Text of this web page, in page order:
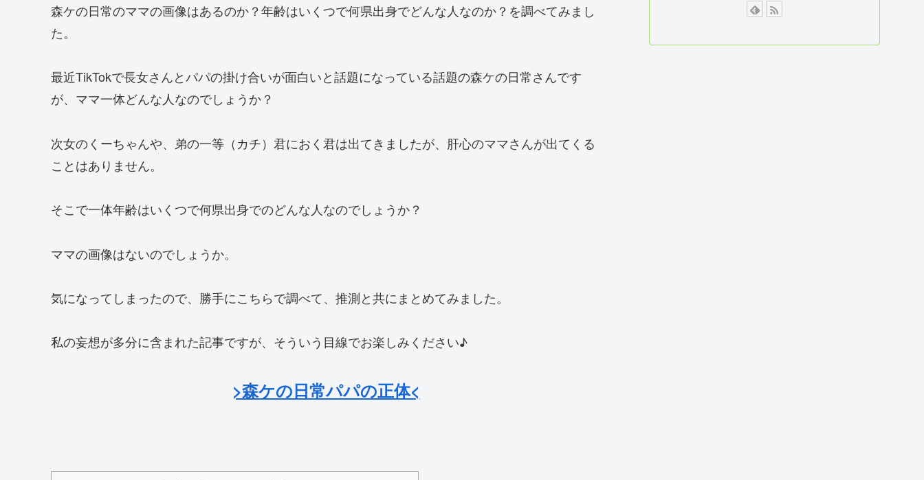
森ケの日常のママの画像はあるのか？年齢はいくつで何県出身でどんな人なのか？を調べてみまし
た。
最近TikTokで長女さんとパパの掛け合いが面白いと話題になっている話題の森ケの日常さんです
が、ママ一体どんな人なのでしょうか？
次女のくーちゃんや、弟の一等（カチ）君におく君は出てきましたが、肝心のママさんが出てくる
ことはありません。
そこで一体年齢はいくつで何県出身でのどんな人なのでしょうか？
ママの画像はないのでしょうか。
気になってしまったので、勝手にこちらで調べて、推測と共にまとめてみました。
私の妄想が多分に含まれた記事ですが、そういう目線でお楽しみください♪
>森ケの日常パパの正体<